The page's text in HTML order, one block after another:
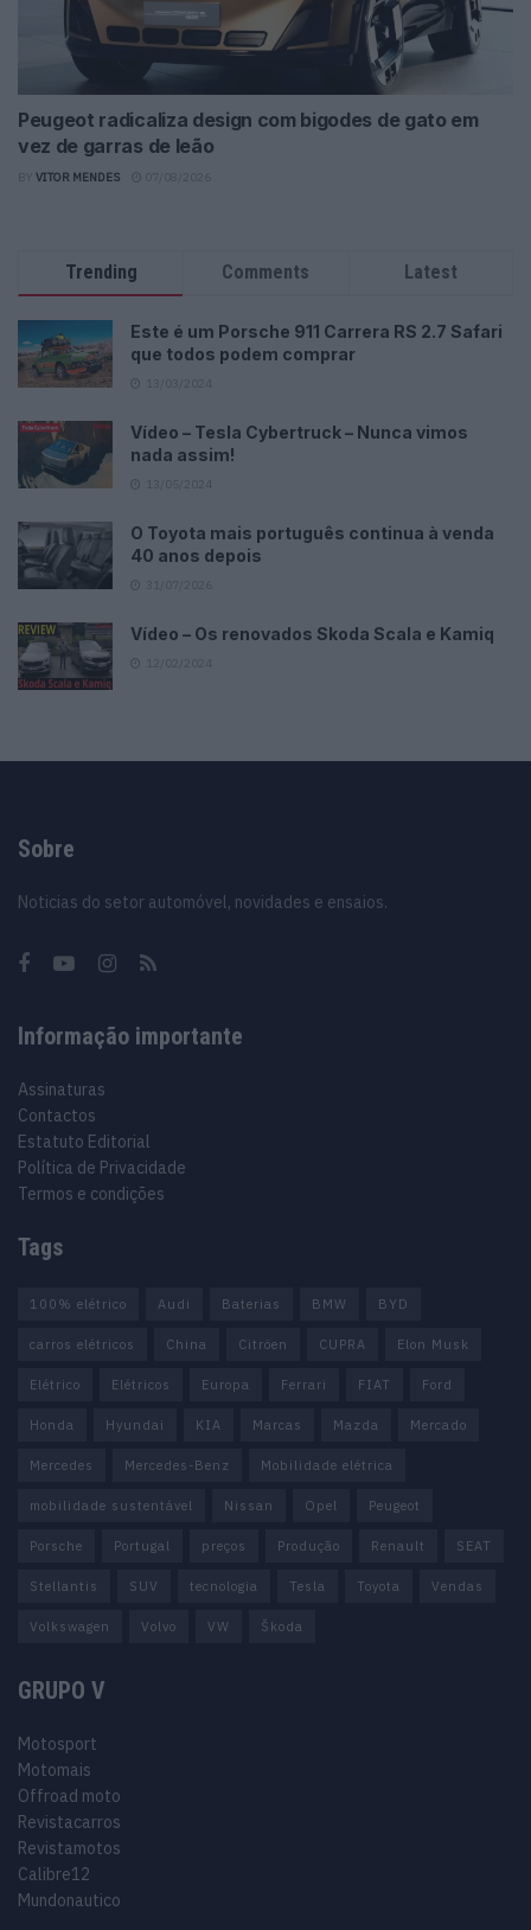
Peugeot radicaliza design com bigodes de gato em
vez de garras de leão
VITOR MENDES
Trending Comments Latest
Este é um Porsche 911 Carrera RS 2.7 Safari
que todos podem comprar
Vídeo – Tesla Cybertruck – Nunca vimos
nada assim!
O Toyota mais português continua à venda
40 anos depois
Vídeo – Os renovados Skoda Scala e Kamiq
Sobre
Noticias do setor automóvel, novidades e ensaios.
Informação importante
Assinaturas
Contactos
Estatuto Editorial
Política de Privacidade
Termos e condições
Tags
100% elétrico Audi Baterias BMW BYD
carros elétricos China Citröen CUPRA Elon Musk
Elétrico Elétricos Europa Ferrari FIAT Ford
Honda Hyundai KIA Marcas Mazda Mercado
Mercedes Mercedes-Benz Mobilidade elétrica
mobilidade sustentável Nissan Opel Peugeot
Porsche Portugal preços Produção Renault SEAT
Stellantis SUV tecnologia Tesla Toyota Vendas
Volkswagen Volvo VW Škoda
GRUPO V
Motosport
Motomais
Offroad moto
Revistacarros
Revistamotos
Calibre12
Mundonautico